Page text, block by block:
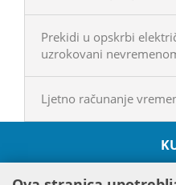
Prekidi u opskrbi
uzrokovani
Ljetno računanje
O